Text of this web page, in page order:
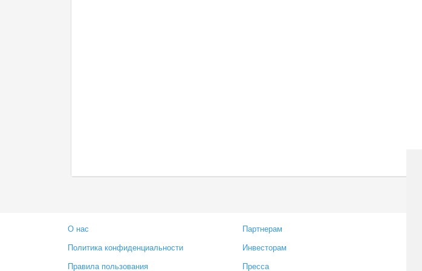
О нас
Политика конфиденциальности
Правила пользования
Партнерам
Инвесторам
Пресса